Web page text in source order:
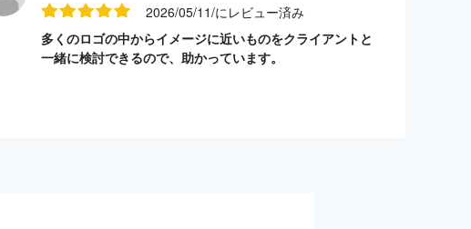
2026/05/11/にレビュー済み
多くのロゴの中からイメージに近いものをクライアントと
一緒に検討できるので、助かっています。